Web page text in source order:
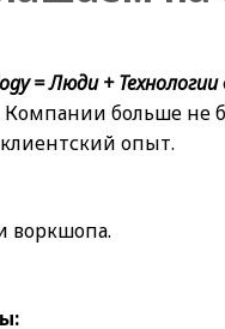
= Люди + Технологии
больше не
опыт.
воркшопа.